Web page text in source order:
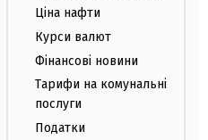
Ціна нафти
Курси валют
Фінансові новини
Тарифи на комунальні
послуги
Податки